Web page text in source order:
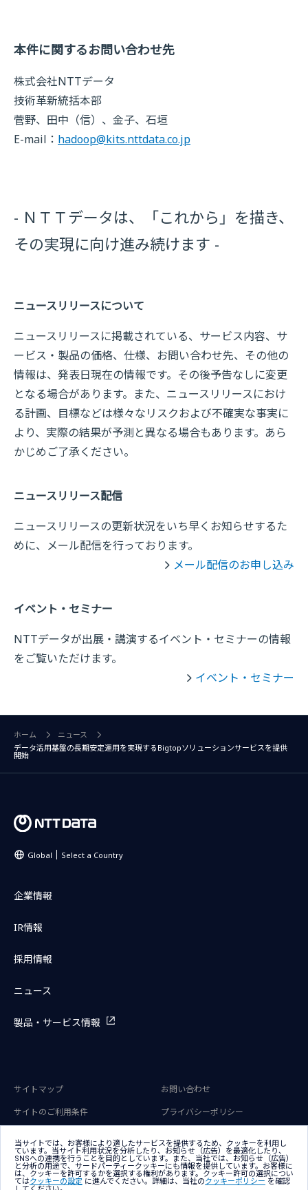
本件に関するお問い合わせ先
株式会社NTTデータ
技術革新統括本部
菅野、田中（信）、金子、石垣
E-mail： hadoop@kits.nttdata.co.jp
- ＮＴＴデータは、「これから」を描き、
その実現に向け進み続けます -
ニュースリリースについて
ニュースリリースに掲載されている、サービス内容、サ
ービス・製品の価格、仕様、お問い合わせ先、その他の
情報は、発表日現在の情報です。その後予告なしに変更
となる場合があります。また、ニュースリリースにおけ
る計画、目標などは様々なリスクおよび不確実な事実に
より、実際の結果が予測と異なる場合もあります。あら
かじめご了承ください。
ニュースリリース配信
ニュースリリースの更新状況をいち早くお知らせするた
めに、メール配信を行っております。
メール配信のお申し込み
イベント・セミナー
NTTデータが出展・講演するイベント・セミナーの情報
をご覧いただけます。
イベント・セミナー
ホーム
ニュース
データ活用基盤の長期安定運用を実現するBigtopソリューションサービスを提供
開始
Global Select a Country
企業情報
IR情報
採用情報
ニュース
製品・サービス情報
サイトマップ
お問い合わせ
サイトのご利用条件
プライバシーポリシー
クッキー（Cookie）プリファレン
ス
当サイトでは、お客様により適したサービスを提供するため、クッキーを利用し
ています。当サイト利用状況を分析したり、お知らせ（広告）を最適化したり、
SNSへの連携を行うことを目的としています。また、当社では、お知らせ（広告）
と分析の用途で、サードパーティークッキーにも情報を提供しています。お客様に
は、クッキーを許可するかを選択する権利があります。クッキー許可の選択につい
てはクッキーの設定 に進んでください。詳細は、当社のクッキーポリシー を確認